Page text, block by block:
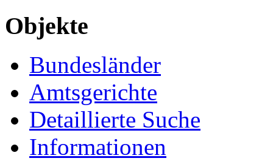
Objekte
Bundesländer
Amtsgerichte
Detaillierte Suche
Informationen